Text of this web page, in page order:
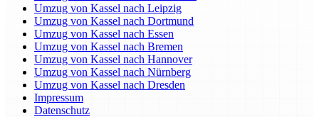
Umzug von Kassel nach Leipzig
Umzug von Kassel nach Dortmund
Umzug von Kassel nach Essen
Umzug von Kassel nach Bremen
Umzug von Kassel nach Hannover
Umzug von Kassel nach Nürnberg
Umzug von Kassel nach Dresden
Impressum
Datenschutz